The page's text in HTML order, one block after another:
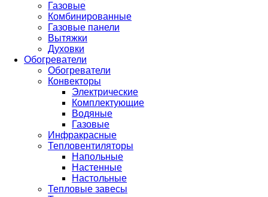
Газовые
Комбинированные
Газовые панели
Вытяжки
Духовки
Обогреватели
Обогреватели
Конвекторы
Электрические
Комплектующие
Водяные
Газовые
Инфракрасные
Тепловентиляторы
Напольные
Настенные
Настольные
Тепловые завесы